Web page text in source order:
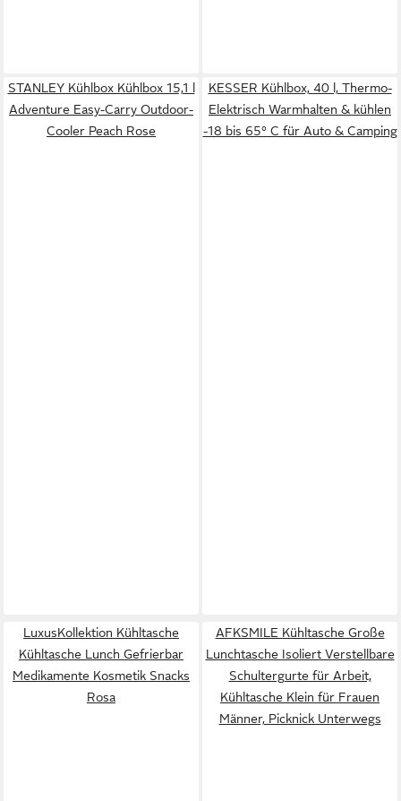
STANLEY Kühlbox Kühlbox 15,1 l
Adventure Easy-Carry Outdoor-
Cooler Peach Rose
KESSER Kühlbox, 40 l, Thermo-
Elektrisch Warmhalten & kühlen
-18 bis 65° C für Auto & Camping
LuxusKollektion Kühltasche
Kühltasche Lunch Gefrierbar
Medikamente Kosmetik Snacks
Rosa
AFKSMILE Kühltasche Große
Lunchtasche Isoliert Verstellbare
Schultergurte für Arbeit,
Kühltasche Klein für Frauen
Männer, Picknick Unterwegs